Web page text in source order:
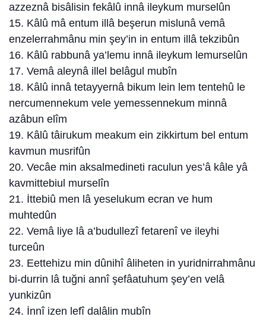
azzeznâ bisâlisin fekâlû innâ ileykum murselûn
15. Kâlû mâ entum illâ beşerun mislunâ vemâ
enzelerrahmânu min şey’in in entum illâ tekzibûn
16. Kâlû rabbunâ ya’lemu innâ ileykum lemurselûn
17. Vemâ aleynâ illel belâgul mubîn
18. Kâlû innâ tetayyernâ bikum lein lem tentehû le
nercumennekum vele yemessennekum minnâ
azâbun elîm
19. Kâlû tâirukum meakum ein zikkirtum bel entum
kavmun musrifûn
20. Vecâe min aksalmedineti raculun yes’â kâle yâ
kavmittebiul murselîn
21. İttebiû men lâ yeselukum ecran ve hum
muhtedûn
22. Vemâ liye lâ a’budullezî fetarenî ve ileyhi
turceûn
23. Eettehizu min dûnihî âliheten in yuridnirrahmânu
bi-durrin lâ tuğni annî şefâatuhum şey’en velâ
yunkizûn
24. İnnî izen lefî dalâlin mubîn